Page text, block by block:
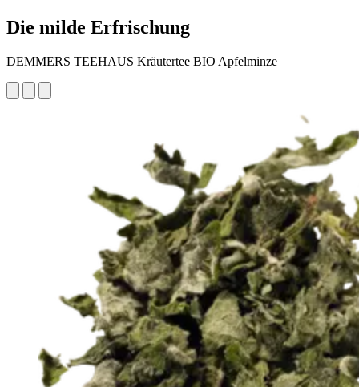
Die milde Erfrischung
DEMMERS TEEHAUS Kräutertee BIO Apfelminze